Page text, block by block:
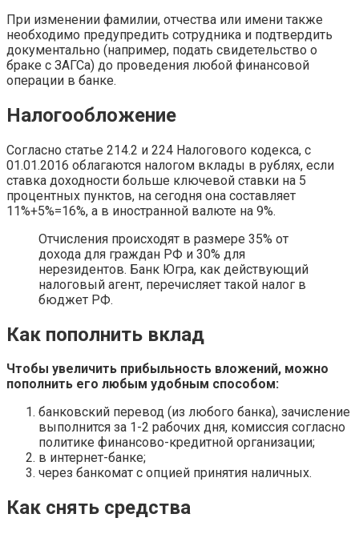
При изменении фамилии, отчества или имени также
необходимо предупредить сотрудника и подтвердить
документально (например, подать свидетельство о
браке с ЗАГСа) до проведения любой финансовой
операции в банке.
Налогообложение
Согласно статье 214.2 и 224 Налогового кодекса, с
01.01.2016 облагаются налогом вклады в рублях, если
ставка доходности больше ключевой ставки на 5
процентных пунктов, на сегодня она составляет
11%+5%=16%, а в иностранной валюте на 9%.
Отчисления происходят в размере 35% от
дохода для граждан РФ и 30% для
нерезидентов. Банк Югра, как действующий
налоговый агент, перечисляет такой налог в
бюджет РФ.
Как пополнить вклад
Чтобы увеличить прибыльность вложений, можно
пополнить его любым удобным способом:
банковский перевод (из любого банка), зачисление
выполнится за 1-2 рабочих дня, комиссия согласно
политике финансово-кредитной организации;
в интернет-банке;
через банкомат с опцией принятия наличных.
Как снять средства